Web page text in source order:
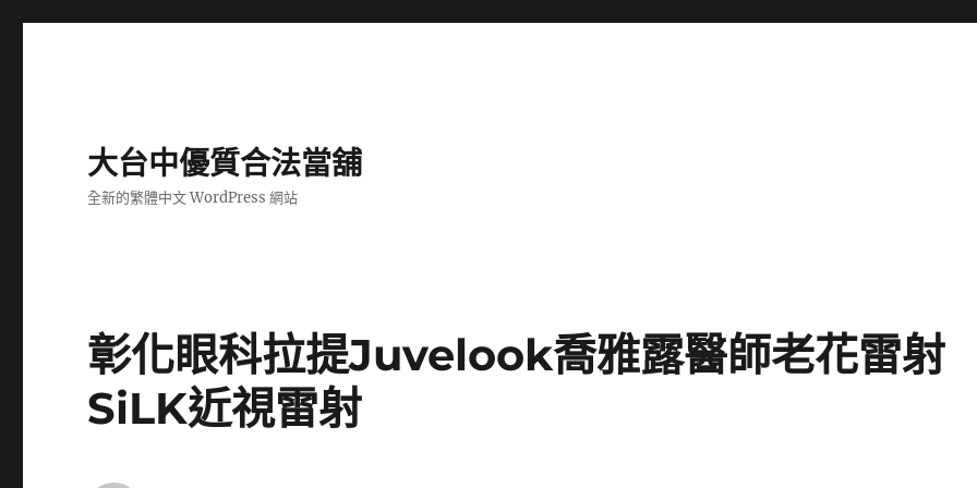
大台中優質合法當舖
全新的繁體中文 WordPress 網站
彰化眼科拉提Juvelook喬雅露醫師老花雷射
SiLK近視雷射